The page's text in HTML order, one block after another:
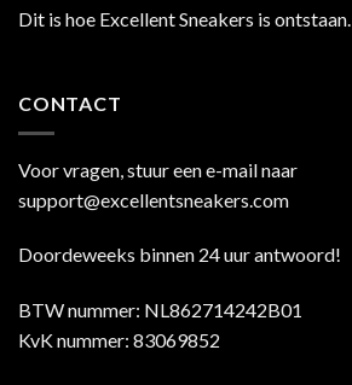
Dit is hoe Excellent Sneakers is ontstaan.
CONTACT
Voor vragen, stuur een e-mail naar
support@excellentsneakers.com
Doordeweeks binnen 24 uur antwoord!
BTW nummer: NL862714242B01
KvK nummer: 83069852